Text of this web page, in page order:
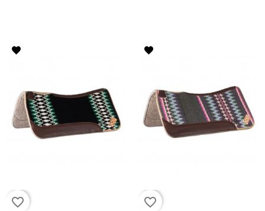
favorite_border favorite_border